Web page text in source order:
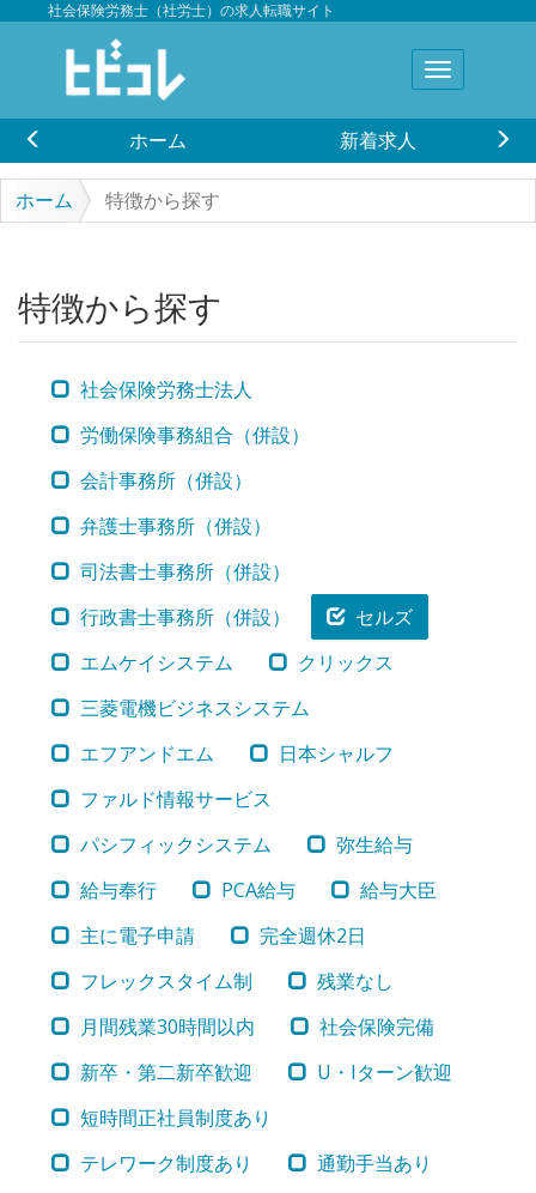
社会保険労務士（社労士）の求人転職サイト
ホーム 新着求人
ホーム 特徴から探す
特徴から探す
社会保険労務士法人
労働保険事務組合（併設）
会計事務所（併設）
弁護士事務所（併設）
司法書士事務所（併設）
行政書士事務所（併設）
セルズ
エムケイシステム
クリックス
三菱電機ビジネスシステム
エフアンドエム
日本シャルフ
ファルド情報サービス
パシフィックシステム
弥生給与
給与奉行
PCA給与
給与大臣
主に電子申請
完全週休2日
フレックスタイム制
残業なし
月間残業30時間以内
社会保険完備
新卒・第二新卒歓迎
U・Iターン歓迎
短時間正社員制度あり
テレワーク制度あり
通勤手当あり